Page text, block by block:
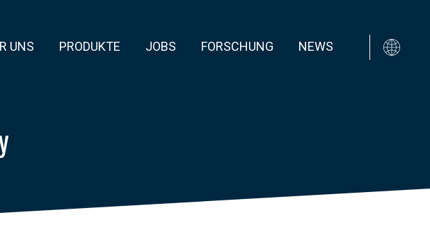
UNS PRODUKTE JOBS FORSCHUNG NEWS